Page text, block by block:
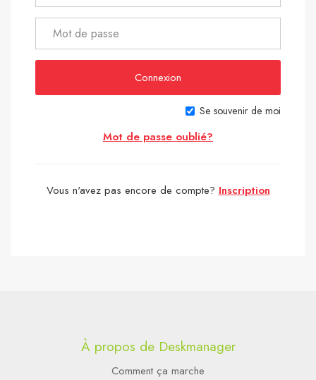
Connexion
Se souvenir de moi
Mot de passe oublié?
Vous n'avez pas encore de compte? Inscription
À propos de Deskmanager
Comment ça marche